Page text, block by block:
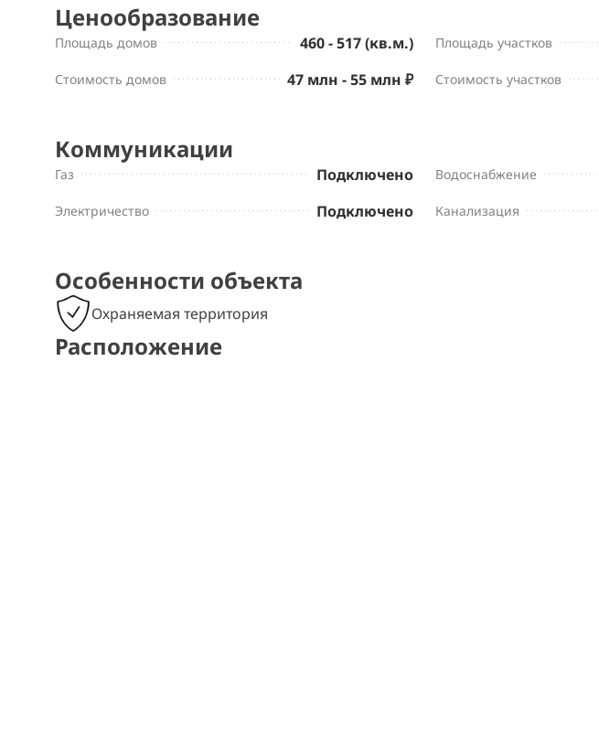
Ценообразование
Площадь домов 460 - 517 (кв.м.) Площадь участков
Стоимость домов 47 млн - 55 млн ₽ Стоимость участков
Коммуникации
Газ Подключено Водоснабжение
Электричество Подключено Канализация
Особенности объекта
Охраняемая территория
Расположение